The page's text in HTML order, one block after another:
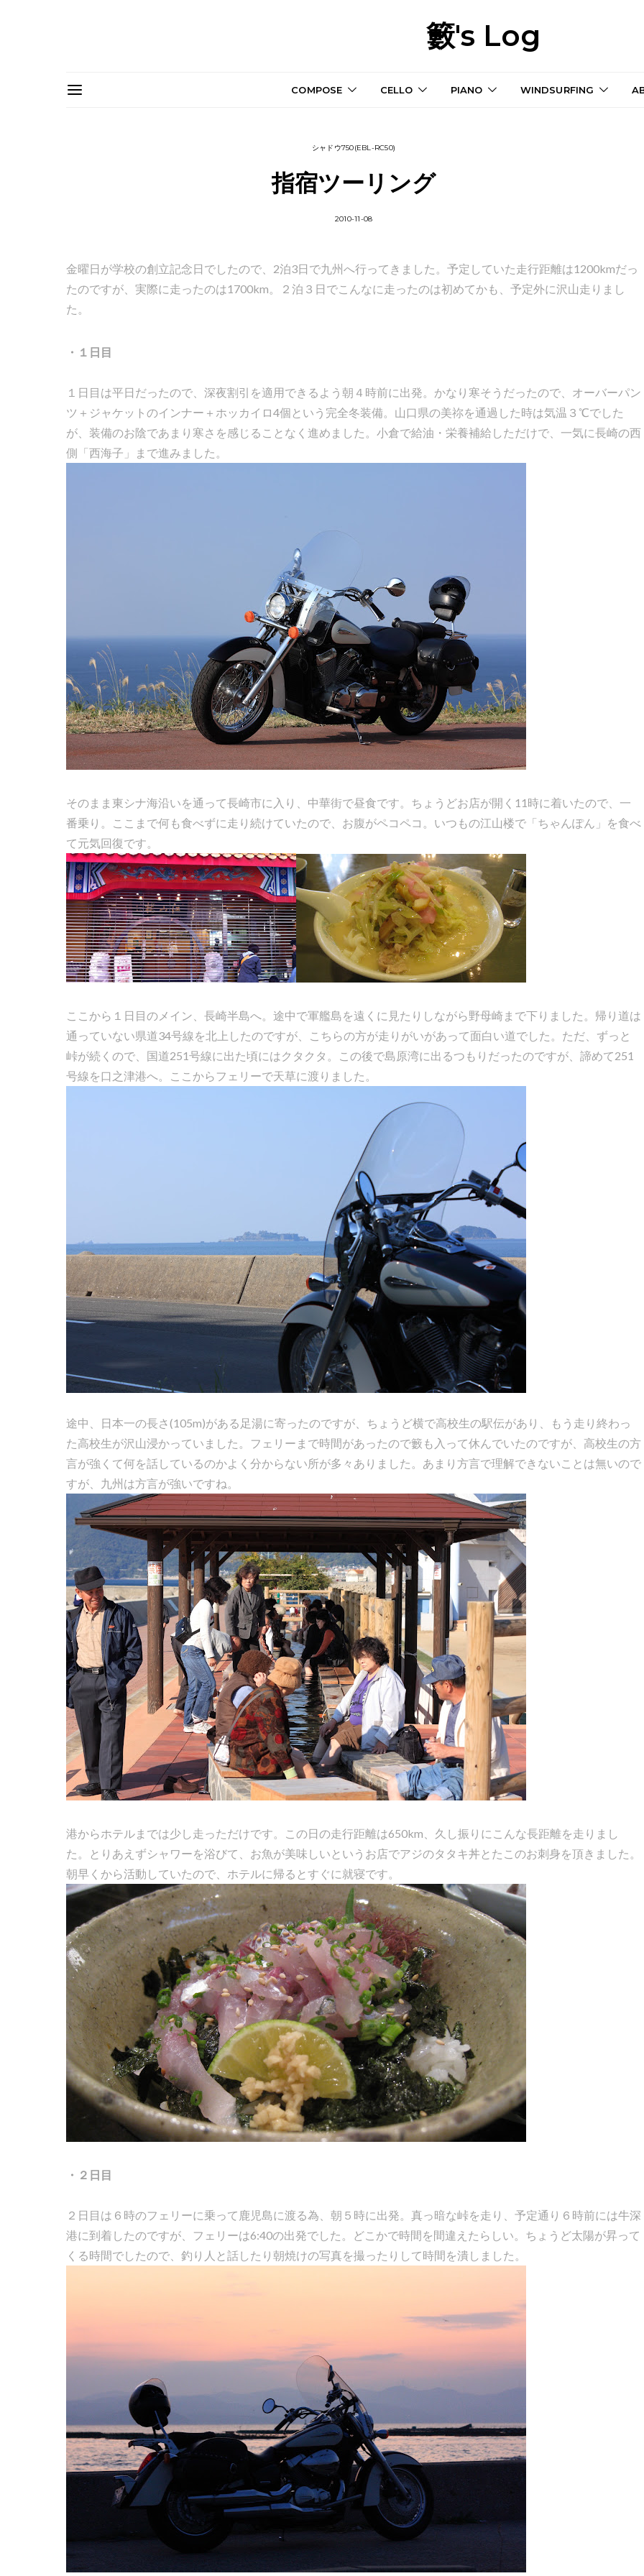
籔's Log
COMPOSE CELLO PIANO WINDSURFING
シャドウ750(EBL-RC50)
指宿ツーリング
2010-11-08
金曜日が学校の創立記念日でしたので、2泊3日で九州へ行ってきました。予定していた走行距離は1200kmだっ
たのですが、実際に走ったのは1700km。２泊３日でこんなに走ったのは初めてかも、予定外に沢山走りまし
た。
・１日目
１日目は平日だったので、深夜割引を適用できるよう朝４時前に出発。かなり寒そうだったので、オーバーパン
ツ＋ジャケットのインナー＋ホッカイロ4個という完全冬装備。山口県の美祢を通過した時は気温３℃でした
が、装備のお陰であまり寒さを感じることなく進めました。小倉で給油・栄養補給しただけで、一気に長崎の西
側「西海子」まで進みました。
そのまま東シナ海沿いを通って長崎市に入り、中華街で昼食です。ちょうどお店が開く11時に着いたので、一
番乗り。ここまで何も食べずに走り続けていたので、お腹がペコペコ。いつもの江山楼で「ちゃんぽん」を食べ
て元気回復です。
ここから１日目のメイン、長崎半島へ。途中で軍艦島を遠くに見たりしながら野母崎まで下りました。帰り道は
通っていない県道34号線を北上したのですが、こちらの方が走りがいがあって面白い道でした。ただ、ずっと
峠が続くので、国道251号線に出た頃にはクタクタ。この後で島原湾に出るつもりだったのですが、諦めて251
号線を口之津港へ。ここからフェリーで天草に渡りました。
途中、日本一の長さ(105m)がある足湯に寄ったのですが、ちょうど横で高校生の駅伝があり、もう走り終わっ
た高校生が沢山浸かっていました。フェリーまで時間があったので籔も入って休んでいたのですが、高校生の方
言が強くて何を話しているのかよく分からない所が多々ありました。あまり方言で理解できないことは無いので
すが、九州は方言が強いですね。
港からホテルまでは少し走っただけです。この日の走行距離は650km、久し振りにこんな長距離を走りまし
た。とりあえずシャワーを浴びて、お魚が美味しいというお店でアジのタタキ丼とたこのお刺身を頂きました。
朝早くから活動していたので、ホテルに帰るとすぐに就寝です。
・２日目
２日目は６時のフェリーに乗って鹿児島に渡る為、朝５時に出発。真っ暗な峠を走り、予定通り６時前には牛深
港に到着したのですが、フェリーは6:40の出発でした。どこかで時間を間違えたらしい。ちょうど太陽が昇って
くる時間でしたので、釣り人と話したり朝焼けの写真を撮ったりして時間を潰しました。